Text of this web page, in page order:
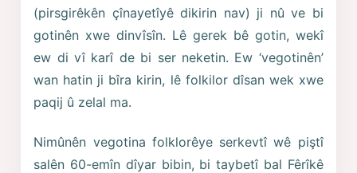
(pirsgirêkên çînayetîyê dikirin nav) ji nû ve bi
gotinên xwe dinvîsîn. Lê gerek bê gotin, wekî
ew di vî karî de bi ser neketin. Ew ‘vegotinên’
wan hatin ji bîra kirin, lê folkilor dîsan wek xwe
paqij û zelal ma.
Nimûnên vegotina folklorêye serkevtî wê piştî
salên 60-emîn dîyar bibin, bi taybetî bal Fêrîkê